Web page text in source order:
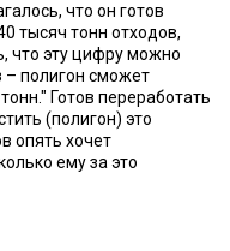
что он готов
тысяч тонн отходов,
что эту цифру можно
– полигон сможет
Готов переработать
(полигон) это
опять хочет
ему за это